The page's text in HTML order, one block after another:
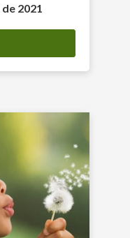
2021